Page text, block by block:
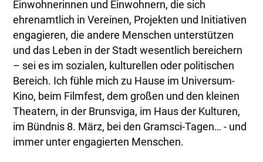
Einwohnerinnen und Einwohnern, die sich
ehrenamtlich in Vereinen, Projekten und Initiativen
engagieren, die andere Menschen unterstützen
und das Leben in der Stadt wesentlich bereichern
– sei es im sozialen, kulturellen oder politischen
Bereich. Ich fühle mich zu Hause im Universum-
Kino, beim Filmfest, dem großen und den kleinen
Theatern, in der Brunsviga, im Haus der Kulturen,
im Bündnis 8. März, bei den Gramsci-Tagen… - und
immer unter engagierten Menschen.